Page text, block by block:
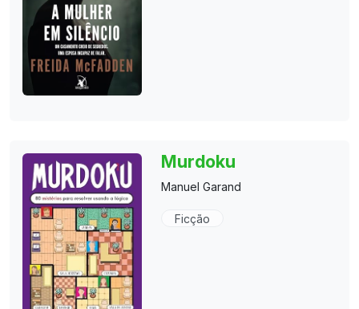
Murdoku
Manuel Garand
Ficção